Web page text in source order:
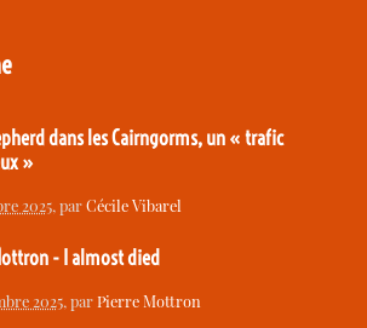
dans les Cairngorms, un « trafic
»
2025, parCécile Vibarel
- I almost died
2025, parPierre Mottron